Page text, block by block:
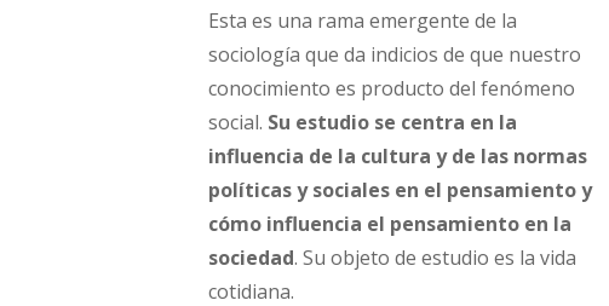
Esta es una rama emergente de la
sociología que da indicios de que nuestro
conocimiento es producto del fenómeno
social. Su estudio se centra en la
influencia de la cultura y de las normas
políticas y sociales en el pensamiento y
cómo influencia el pensamiento en la
sociedad. Su objeto de estudio es la vida
cotidiana.